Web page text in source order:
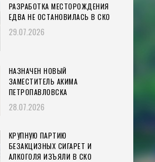
РАЗРАБОТКА МЕСТОРОЖДЕНИЯ
ЕДВА НЕ ОСТАНОВИЛАСЬ В СКО
29.07.2026
НАЗНАЧЕН НОВЫЙ
ЗАМЕСТИТЕЛЬ АКИМА
ПЕТРОПАВЛОВСКА
28.07.2026
КРУПНУЮ ПАРТИЮ
БЕЗАКЦИЗНЫХ СИГАРЕТ И
АЛКОГОЛЯ ИЗЪЯЛИ В СКО